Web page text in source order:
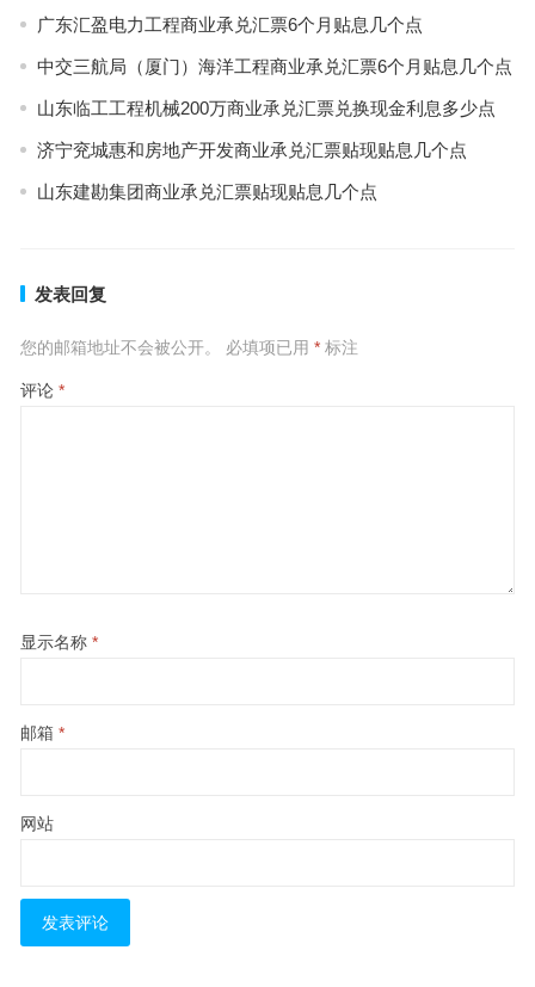
广东汇盈电力工程商业承兑汇票6个月贴息几个点
中交三航局（厦门）海洋工程商业承兑汇票6个月贴息几个点
山东临工工程机械200万商业承兑汇票兑换现金利息多少点
济宁兖城惠和房地产开发商业承兑汇票贴现贴息几个点
山东建勘集团商业承兑汇票贴现贴息几个点
发表回复
您的邮箱地址不会被公开。 必填项已用 *标注
评论 *
显示名称 *
邮箱 *
网站